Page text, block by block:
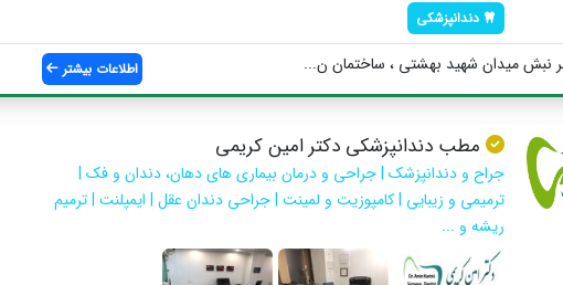
دندانپزشکی
نبش ميدان شهيد بهشتى ، ساختمان ن... اطلاعات بیشتر
مطب دندانپزشکی دکتر امین کریمی
جراح و دندانپزشک | جراحی و درمان بیماری های دهان، دندان و فک |
ترمیمی و زیبایی | کامپوزیت و لمینت | جراحی دندان عقل | ایمپلنت | ترمیم
ریشه و ...